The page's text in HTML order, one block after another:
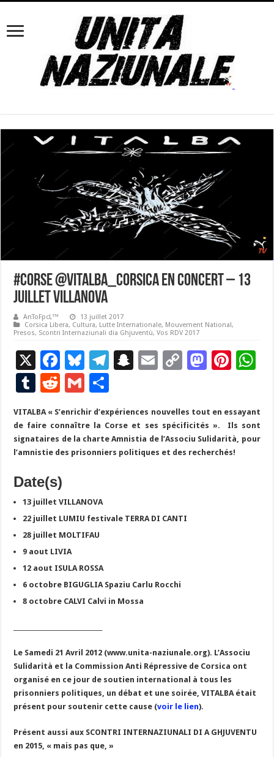
#corse @Vitalba_Corsica en concert – 13
juillet VILLANOVA
AnToFpcL™
13 juillet 2017
Corsica Libera, Cultura, Lutte Internationale, Mouvement National,
Presos, Scontri Internaziunali dia Ghjuventù,Vos RDV 2017
X
F
ac
e
b
o
o
k
Bl
u
es
ky
T
gr
a
m
S
p
c
h
E
l
C
y
Li
n
M
d
o
n
Pi
es
t
p
T
m
bl
r
R
d
di
t
G
m
ai
l
ar
ta
g
er
VITALBA « S’enrichir d’expériences nouvelles tout en essayant
de faire connaître la Corse et ses spécificités ». Ils sont
signataires de la charte Amnistia de l’Associu Sulidarità, pour
l’amnistie des prisonniers politiques et des recherchés!
Date(s)
13 juillet VILLANOVA
22 juillet LUMIU festivale TERRA DI CANTI
28 juillet MOLTIFAU
9 aout LIVIA
12 aout ISULA ROSSA
6 octobre BIGUGLIA Spaziu Carlu Rocchi
8 octobre CALVI Calvi in Mossa
Le Samedi 21 Avril 2012 (www.unita-naziunale.org). L’Associu
Sulidarità et la Commission Anti Répressive de Corsica ont
organisé en ce jour de soutien international à tous les
prisonniers politiques, un débat et une soirée, VITALBA était
présent pour soutenir cette cause (voir le lien).
Présent aussi aux SCONTRI INTERNAZIUNALI DI A GHJUVENTU
en 2015, « mais pas que, »